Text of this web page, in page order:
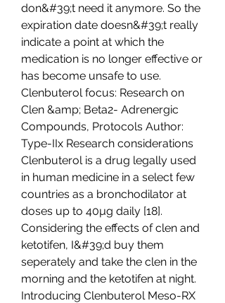
don&#39;t need it anymore. So the
expiration date doesn&#39;t really
indicate a point at which the
medication is no longer effective or
has become unsafe to use.
Clenbuterol focus: Research on
Clen &amp; Beta2- Adrenergic
Compounds, Protocols Author:
Type-IIx Research considerations
Clenbuterol is a drug legally used
in human medicine in a select few
countries as a bronchodilator at
doses up to 40µg daily [18].
Considering the effects of clen and
ketotifen, I&#39;d buy them
seperately and take the clen in the
morning and the ketotifen at night.
Introducing Clenbuterol Meso-RX